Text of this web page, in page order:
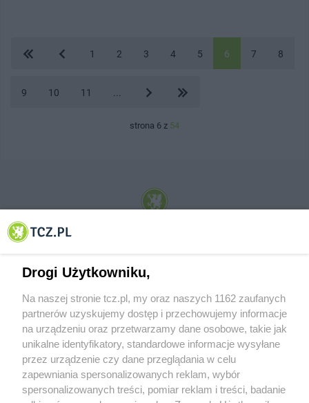
1 2 3 4 5 6 7 8
9 10 11
strona 6 z 54
© 2001-2026 Tczew - TCZ.PL Sp. z o.o. Internetowy Serwis Informacyjny Miasta
O FIRMIE POLITYKA PRYWATNOŚCI HOSTING
Drogi Użytkowniku,
Na naszej stronie tcz.pl, my oraz naszych 1162 zaufanych
partnerów uzyskujemy dostęp i przechowujemy informacje
na urządzeniu oraz przetwarzamy dane osobowe, takie jak
unikalne identyfikatory, standardowe informacje wysyłane
przez urządzenie czy dane przeglądania w celu
zapewniania spersonalizowanych reklam, wybór
spersonalizowanych treści, pomiar reklam i treści, badanie